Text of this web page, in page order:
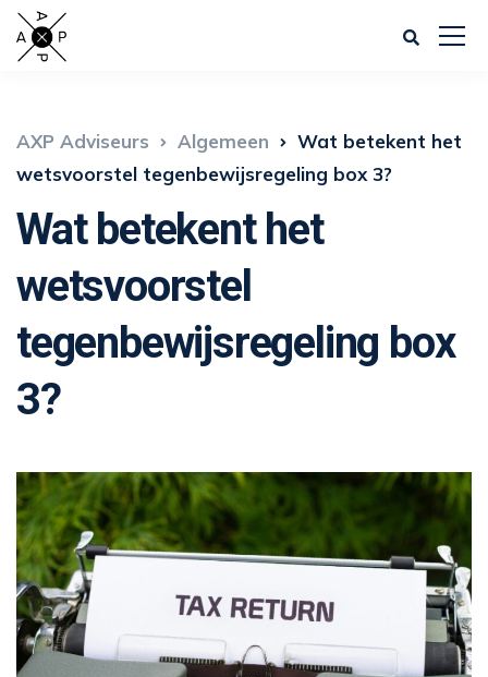
AXP Adviseurs Algemeen
Wat betekent het
wetsvoorstel tegenbewijsregeling box 3?
Wat betekent het
wetsvoorstel
tegenbewijsregeling box
3?